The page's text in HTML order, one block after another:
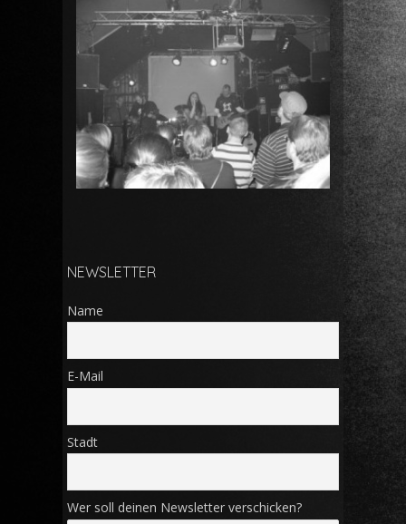
NEWSLETTER
Name
E-Mail
Stadt
Wer soll deinen Newsletter verschicken?